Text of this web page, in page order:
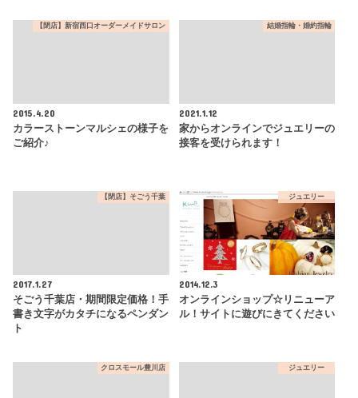
【閉店】新宿西口オーダーメイドサロン
2015.4.20
カラーストーンマルシェの様子を
ご紹介♪
結婚指輪・婚約指輪
2021.1.12
家からオンラインでジュエリーの
接客を受けられます！
【閉店】そごう千葉
2017.1.27
そごう千葉店・期間限定価格！手
書き文字がカタチになるペンダン
ト
ジュエリー
2014.12.3
オンラインショップ☆リニューア
ル！サイトに遊びにきてください
クロスモール豊川店 ジュエリー